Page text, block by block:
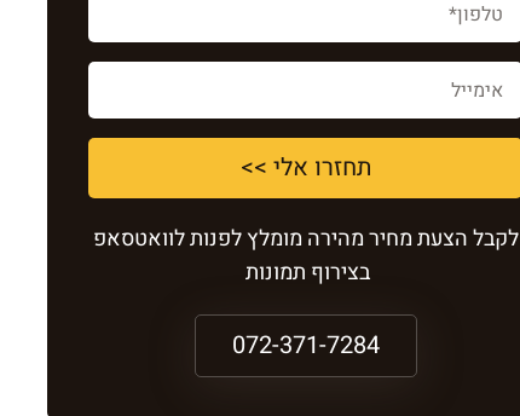
תחזרו אלי >>
לקבל הצעת מחיר מהירה מומלץ לפנות לוואטסאפ
בצירוף תמונות
072-371-7284